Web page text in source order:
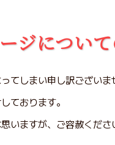
ジについ
てしまい申し訳ございま
ております。
いますが、ご容赦くださ